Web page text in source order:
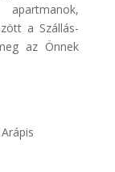
a Szállás-
az Önnek